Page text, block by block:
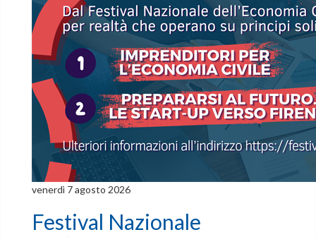
venerdì 7 agosto 2026
Festival Nazionale